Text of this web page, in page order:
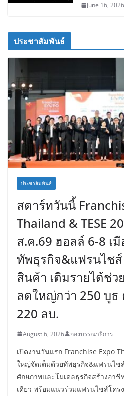
June 16, 2026
ประชาสัมพันธ์
ประชาสัมพันธ์
สตาร์ทวันนี้
Thailand & TESE
ส.ค.69 ฮอลล์ 6-8 เ
ทัพธุรกิจ&แฟรนไชส์
สินค้า เติมรายได้ช่ว
ลดใหญ่กว่า 250 บูธ
220 ลบ.
August 6, 2026 กองบรรณาธิการ
เปิดงานวันแรก Franchise Expo
ใหญ่จัดเต็มด้วยทัพธุรกิจ&แฟรนไช
ศักยภาพและโมเดลธุรกิจสร้างอาชี
เดียว พร้อมแนวร่วมแฟรนไชส์โคร